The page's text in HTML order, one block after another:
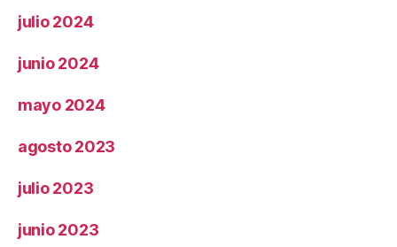
julio 2024
junio 2024
mayo 2024
agosto 2023
julio 2023
junio 2023